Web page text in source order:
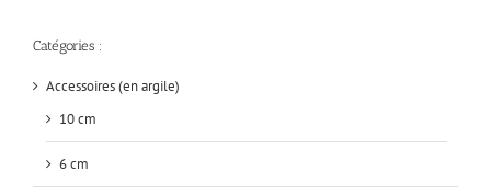
Catégories :
Accessoires (en argile)
10 cm
6 cm